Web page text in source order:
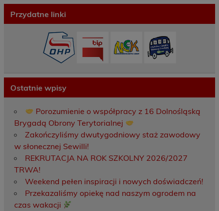
Przydatne linki
Ostatnie wpisy
Porozumienie o współpracy z 16 Dolnośląską
Brygadą Obrony Terytorialnej
Zakończyliśmy dwutygodniowy staż zawodowy
w słonecznej Sewilli!
REKRUTACJA NA ROK SZKOLNY 2026/2027
TRWA!
Weekend pełen inspiracji i nowych doświadczeń!
Przekazaliśmy opiekę nad naszym ogrodem na
czas wakacji